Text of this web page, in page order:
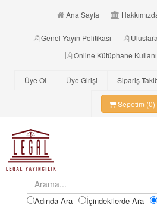
Ana Sayfa
Genel Yayın Politikası
Online Kütüphane
Üye Ol Üye Girişi Sipariş
Sepetim (0)
Adında Ara
İçindekilerde Ara